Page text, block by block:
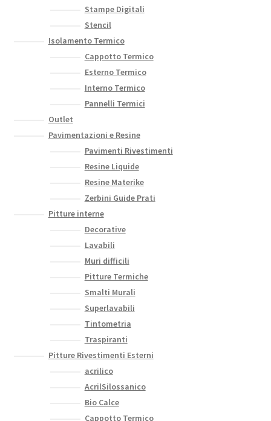
Stampe Digitali
Stencil
Isolamento Termico
Cappotto Termico
Esterno Termico
Interno Termico
Pannelli Termici
Outlet
Pavimentazioni e Resine
Pavimenti Rivestimenti
Resine Liquide
Resine Materike
Zerbini Guide Prati
Pitture interne
Decorative
Lavabili
Muri difficili
Pitture Termiche
Smalti Murali
Superlavabili
Tintometria
Traspiranti
Pitture Rivestimenti Esterni
acrilico
AcrilSilossanico
Bio Calce
Cappotto Termico